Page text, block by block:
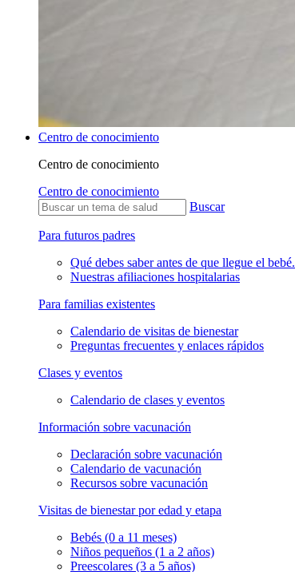
Centro de conocimiento
Centro de conocimiento
Centro de conocimiento
Buscar
Para futuros padres
Qué debes saber antes de que llegue el bebé.
Nuestras afiliaciones hospitalarias
Para familias existentes
Calendario de visitas de bienestar
Preguntas frecuentes y enlaces rápidos
Clases y eventos
Calendario de clases y eventos
Información sobre vacunación
Declaración sobre vacunación
Calendario de vacunación
Recursos sobre vacunación
Visitas de bienestar por edad y etapa
Bebés (0 a 11 meses)
Niños pequeños (1 a 2 años)
Preescolares (3 a 5 años)